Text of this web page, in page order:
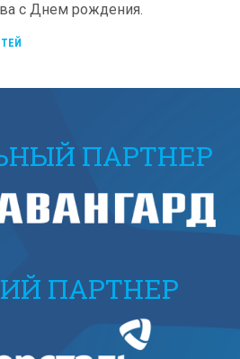
с Днем рождения.
ПАРТНЕР
ПАРТНЕР